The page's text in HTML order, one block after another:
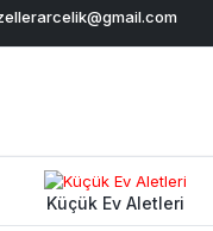
%100 Orijinal ve Garantili
Küçük Ev Aletleri